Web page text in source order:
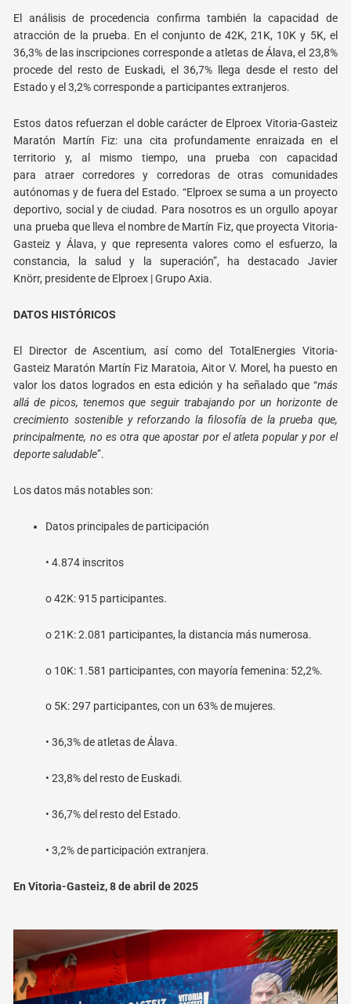
El análisis de procedencia confirma también la capacidad de
atracción de la prueba. En el conjunto de 42K, 21K, 10K y 5K, el
36,3% de las inscripciones corresponde a atletas de Álava, el 23,8%
procede del resto de Euskadi, el 36,7% llega desde el resto del
Estado y el 3,2%corresponde a participantes extranjeros.
Estos datos refuerzan el doble carácter de Elproex Vitoria-Gasteiz
Maratón Martín Fiz: una cita profundamente enraizada en el
territorio y, al mismo tiempo, una prueba con capacidad
para atraer corredores y corredoras de otras comunidades
autónomas y de fuera del Estado. “Elproex se suma a un proyecto
deportivo, social y de ciudad. Para nosotros es un orgullo apoyar
una prueba que lleva el nombre de Martín Fiz, que proyecta Vitoria-
Gasteiz y Álava, y que representavalores como el esfuerzo, la
constancia, la salud y la superación”, ha destacado Javier
Knörr, presidente de Elproex | Grupo Axia.
DATOS HISTÓRICOS
El Director de Ascentium, así como del TotalEnergies Vitoria-
Gasteiz Maratón Martín Fiz Maratoia, Aitor V. Morel, ha puesto en
valor los datos logrados en esta edición y ha señalado que “más
allá de picos, tenemos que seguir trabajando por un horizonte de
crecimiento sostenible y reforzando la filosofía de la prueba que,
principalmente, no es otra que apostar por el atleta popular y por el
deporte saludable”.
Los datos más notables son:
Datos principales de participación
• 4.874 inscritos
o42K: 915 participantes.
o21K: 2.081 participantes, la distancia más numerosa.
o 10K: 1.581 participantes, con mayoría femenina: 52,2%.
o 5K: 297 participantes, con un 63% de mujeres.
• 36,3% de atletas de Álava.
• 23,8% del resto de Euskadi.
• 36,7% del resto del Estado.
• 3,2% de participación extranjera.
En Vitoria-Gasteiz, 8 de abril de 2025